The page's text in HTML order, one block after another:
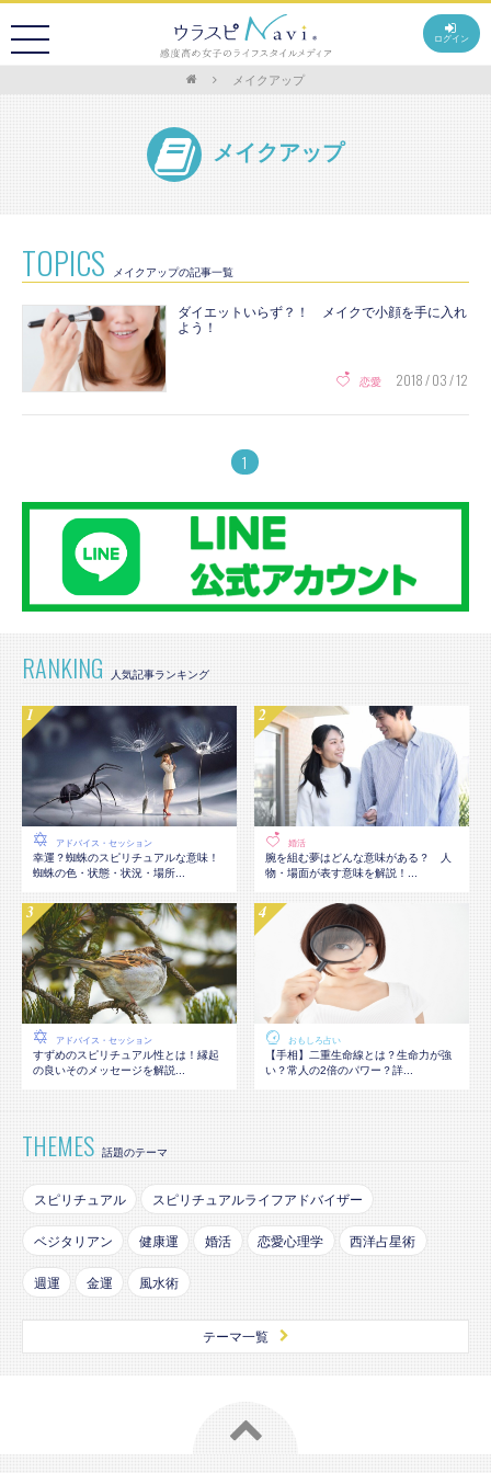
ログイン
メイクアップ
メイクアップ
TOPICS メイクアップの記事一覧
ダイエットいらず？！ メイクで小顔を手に入れ
よう！
恋愛 2018 / 03 / 12
1
RANKING
アドバイス・セッション
幸運？蜘蛛のスピリチュアルな意味！
蜘蛛の色・状態・状況・場所...
婚活
腕を組む夢はどんな意味がある？ 人
物・場面が表す意味を解説！...
アドバイス・セッション
すずめのスピリチュアル性とは！縁起
の良いそのメッセージを解説...
おもしろ占い
【手相】二重生命線とは？生命力が強
い？常人の2倍のパワー？詳...
THEMES 話題のテーマ
スピリチュアル スピリチュアルライフアドバイザー
ベジタリアン 健康運 婚活 恋愛心理学 西洋占星術
週運 金運 風水術
テーマ一覧